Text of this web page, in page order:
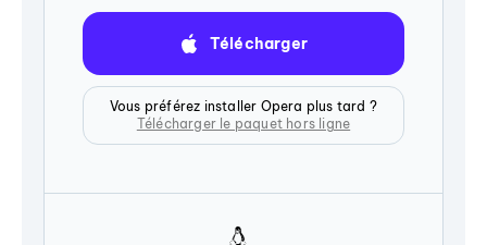
Télécharger
Vous préférez installer Opera plus tard ?
Télécharger le paquet hors ligne